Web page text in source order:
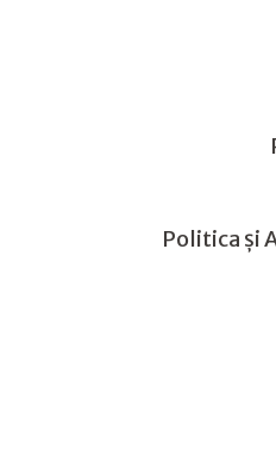
Politica și